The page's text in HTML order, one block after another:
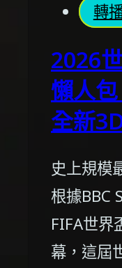
轉
2026
懶人
全新
史上規模
根據BBC
FIFA世界
幕，這屆